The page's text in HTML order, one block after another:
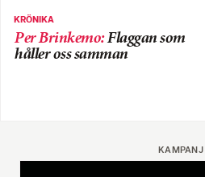
KRÖNIKA
Per Brinkemo:Flaggan som
håller oss samman
KAMPANJ